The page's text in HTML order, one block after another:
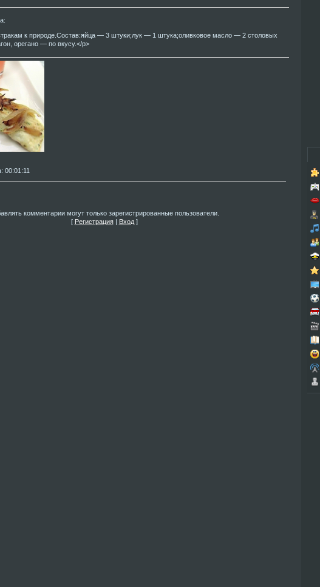
:
к природе.Состав:яйца — 3 штуки;лук — 1 штука;оливковое масло — 2 столовых
орегано — по вкусу.</p>
: 00:01:11
комментарии могут только зарегистрированные пользователи.
[ Регистрация| Вход]